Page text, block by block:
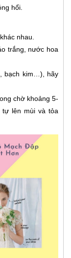
hổi.
nhau.
trắng, nước hoa
bạch kim…), hãy
chờ khoảng 5-
tự lên mùi và tỏa